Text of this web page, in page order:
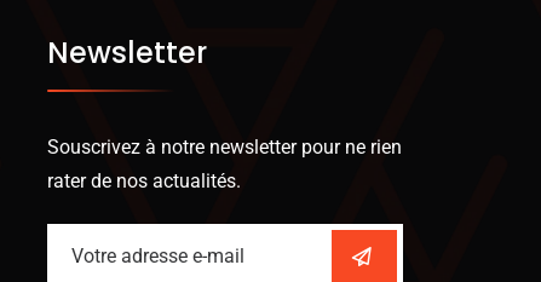
Newsletter
Souscrivez à notre newsletter pour ne rien
rater de nos actualités.